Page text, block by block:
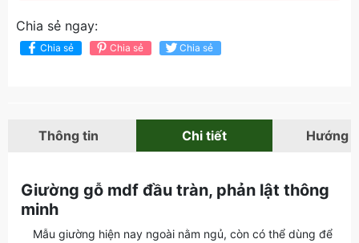
Chia sẻ ngay:
Chia sẻ Chia sẻ Chia sẻ
Thông tin Chi tiết Hướng
Giường gỗ mdf đầu tràn, phản lật thông
minh
Mẫu giường hiện nay ngoài nằm ngủ, còn có thể dùng để